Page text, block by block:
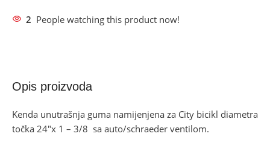
2 People watching this product now!
Opis proizvoda
Kenda unutrašnja guma namijenjena za City bicikl diametra
točka 24″x 1 – 3/8 sa auto/schraeder ventilom.